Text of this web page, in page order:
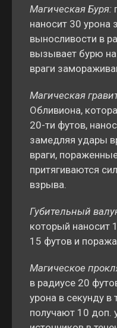
Магическая Буря:
наносит 30 урона
выносливости в
вызывает бурю
враги
Магическая
Обливиона,
20-ти футов,
замедляя удары
враги,
притягиваются
взрыва.
Губительный
который наносит
15 футов и
Магическое
в радиусе 20
урона в секунду в
получают 10 доп.